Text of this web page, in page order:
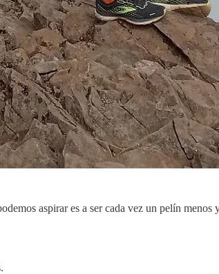
aspirar es a ser cada vez un pelín